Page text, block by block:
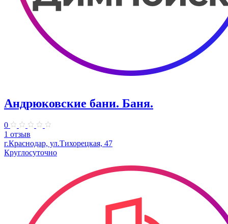
Андрюковские бани. Баня.
0
1 отзыв
г.Краснодар, ул.Тихорецкая, 47
Круглосуточно